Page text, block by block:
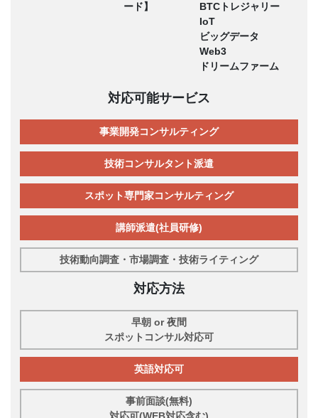
ード】
BTCトレジャリー
IoT
ビッグデータ
Web3
ドリームファーム
対応可能サービス
事業開発コンサルティング
技術コンサルタント派遣
スポット専門家コンサルティング
講師派遣(社員研修)
技術動向調査・市場調査・技術ライティング
対応方法
早朝 or 夜間
スポットコンサル対応可
英語対応可
事前面談(無料)